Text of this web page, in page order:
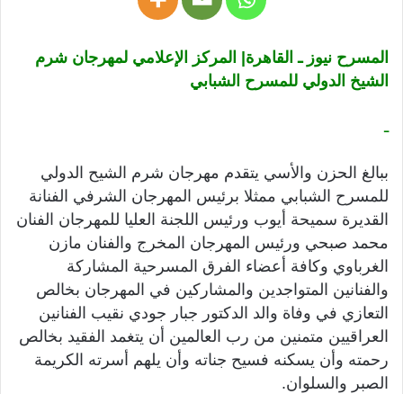
المسرح نيوز ـ القاهرة| المركز الإعلامي لمهرجان شرم
الشيخ الدولي للمسرح الشبابي
ـ
ببالغ الحزن والأسي يتقدم مهرجان شرم الشيح الدولي
للمسرح الشبابي ممثلا برئيس المهرجان الشرفي الفنانة
القديرة سميحة أيوب ورئيس اللجنة العليا للمهرجان الفنان
محمد صبحي ورئيس المهرجان المخرج والفنان مازن
الغرباوي وكافة أعضاء الفرق المسرحية المشاركة
والفنانين المتواجدين والمشاركين في المهرجان بخالص
التعازي في وفاة والد الدكتور جبار جودي نقيب الفنانين
العراقيين متمنين من رب العالمين أن يتغمد الفقيد بخالص
رحمته وأن يسكنه فسيح جناته وأن يلهم أسرته الكريمة
الصبر والسلوان.